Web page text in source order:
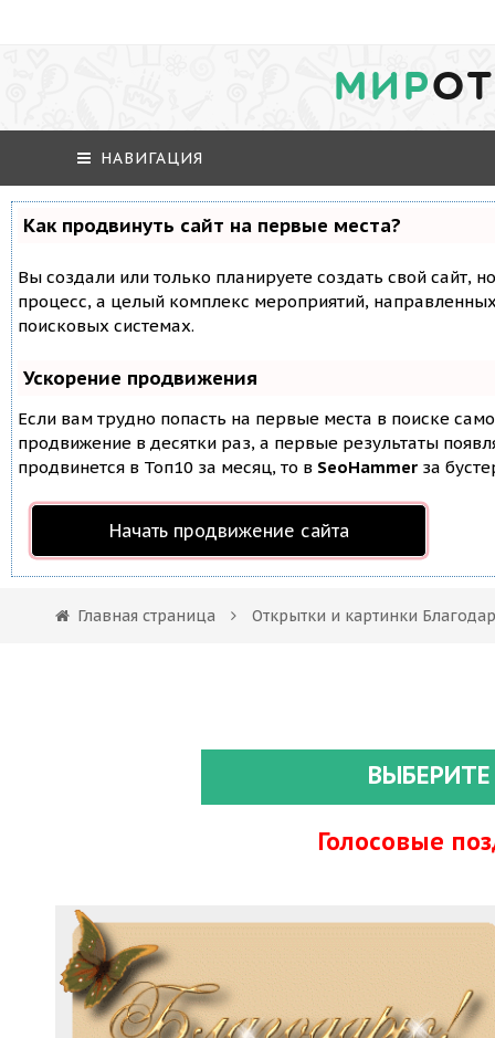
МИР
НАВИГАЦИЯ
Как продвинуть сайт на первые места?
Вы создали или только планируете создать свой сайт,
процесс, а целый комплекс мероприятий,
поисковых системах.
Ускорение продвижения
Если вам трудно попасть на первые места в поиске
продвижение в десятки раз, а первые результаты
продвинется в Топ10 за месяц, то в SeoHammer за
Начать продвижение сайта
Главная страница Открытки и картинки
Голосовые